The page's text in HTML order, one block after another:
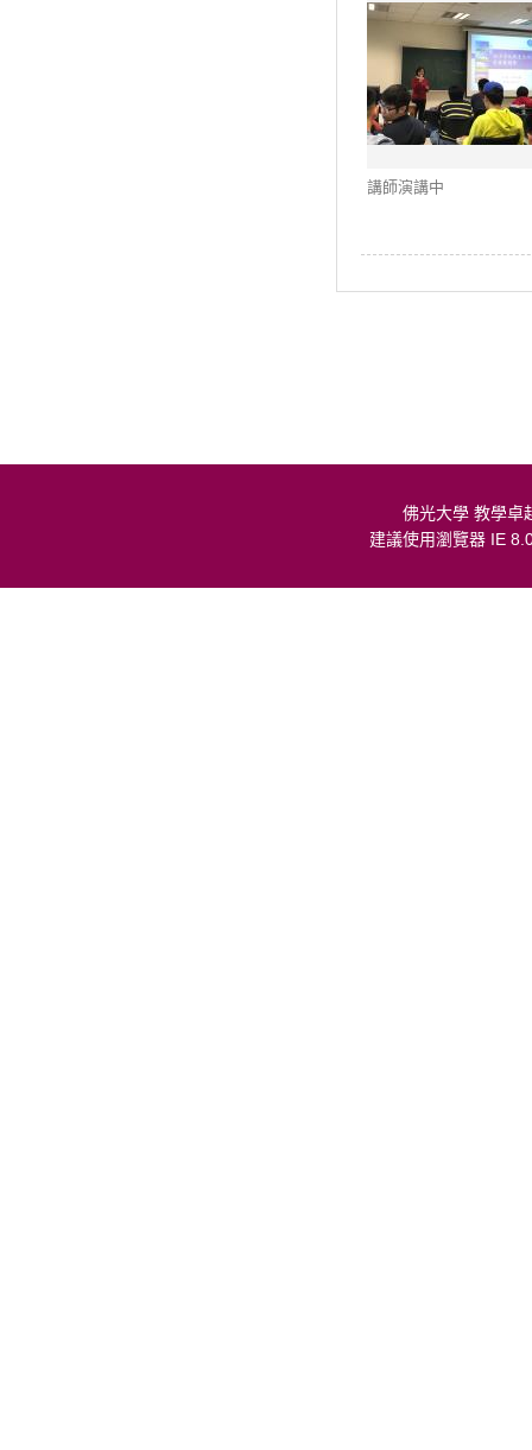
講師演講中
佛光大學 教學
建議使用瀏覽器 IE